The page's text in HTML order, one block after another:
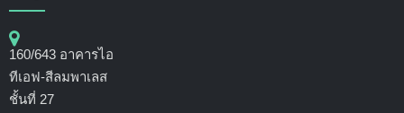
160/643 อาคารไอ
ทีเอฟ-สีลมพาเลส
ชั้นที่ 27